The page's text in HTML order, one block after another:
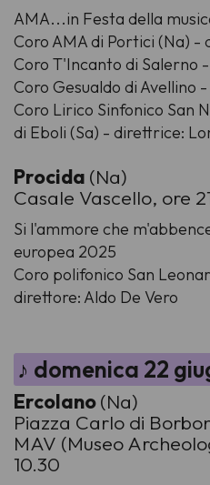
AMA...in Festa della
Coro AMA di Portici (Na)
Coro T'Incanto di Salerno
Coro Gesualdo di Avellino
Coro Lirico Sinfonico San
di Eboli (Sa) - direttrice:
Procida (Na)
Casale Vascello, ore
Si l'ammore che
europea 2025
Coro polifonico San
direttore: Aldo De Vero
♪ domenica 22
Ercolano(Na)
Piazza Carlo di
MAV (Museo
10.30